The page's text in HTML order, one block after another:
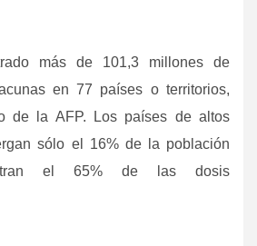
más de 101,3 millones de
en 77 países o territorios,
de la AFP. Los países de altos
sólo el 16% de la población
el 65% de las dosis